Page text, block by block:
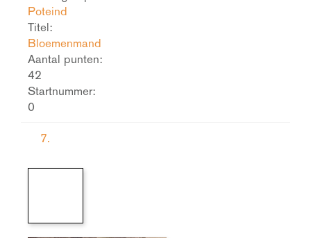
Poteind
Titel:
Bloemenmand
Aantal punten:
42
Startnummer:
0
7.